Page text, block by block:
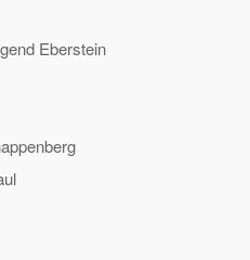
Eberstein